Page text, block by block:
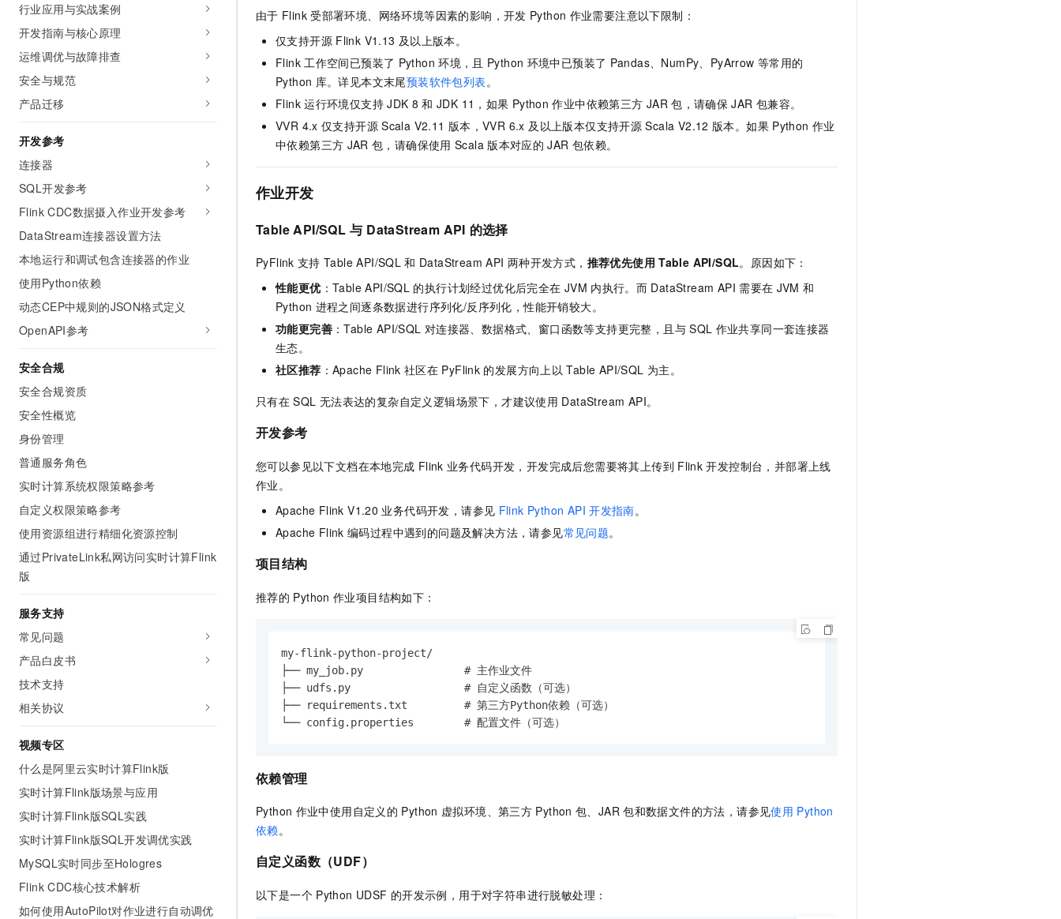
行业应用与实战案例
开发指南与核心原理
运维调优与故障排查
安全与规范
产品迁移
开发参考
连接器
SQL开发参考
Flink CDC数据摄入作业开发参考
DataStream连接器设置方法
本地运行和调试包含连接器的作业
使用Python依赖
动态CEP中规则的JSON格式定义
OpenAPI参考
安全合规
安全合规资质
安全性概览
身份管理
普通服务角色
实时计算系统权限策略参考
自定义权限策略参考
使用资源组进行精细化资源控制
通过PrivateLink私网访问实时计算Flink
版
服务支持
常见问题
产品白皮书
技术支持
相关协议
视频专区
什么是阿里云实时计算Flink版
实时计算Flink版场景与应用
实时计算Flink版SQL实践
实时计算Flink版SQL开发调优实践
MySQL实时同步至Hologres
Flink CDC核心技术解析
如何使用AutoPilot对作业进行自动调优
由于 Flink 受部署环境、网络环境等因素的影响，开发 Python 作业需要注意以下限制：
仅支持开源 Flink V1.13 及以上版本。
Flink 工作空间已预装了 Python 环境，且 Python 环境中已预装了 Pandas、NumPy、PyArrow 等常用的
Python 库。详见本文末尾预装软件包列表。
Flink 运行环境仅支持 JDK 8 和 JDK 11，如果 Python 作业中依赖第三方 JAR 包，请确保 JAR 包兼容。
VVR 4.x 仅支持开源 Scala V2.11 版本，VVR 6.x 及以上版本仅支持开源 Scala V2.12 版本。如果 Python 作业
中依赖第三方 JAR 包，请确保使用 Scala 版本对应的 JAR 包依赖。
作业开发
Table API/SQL 与 DataStream API 的选择
PyFlink 支持 Table API/SQL 和 DataStream API 两种开发方式， 推荐优先使用 Table API/SQL。原因如下：
性能更优 ：Table API/SQL 的执行计划经过优化后完全在 JVM 内执行。而 DataStream API 需要在 JVM 和
Python 进程之间逐条数据进行序列化/反序列化，性能开销较大。
功能更完善 ：Table API/SQL 对连接器、数据格式、窗口函数等支持更完整，且与 SQL 作业共享同一套连接器
生态。
社区推荐 ：Apache Flink 社区在 PyFlink 的发展方向上以 Table API/SQL 为主。
只有在 SQL 无法表达的复杂自定义逻辑场景下，才建议使用 DataStream API。
开发参考
您可以参见以下文档在本地完成 Flink 业务代码开发，开发完成后您需要将其上传到 Flink 开发控制台，并部署上线
作业。
Apache Flink V1.20 业务代码开发，请参见 Flink Python API 开发指南。
Apache Flink 编码过程中遇到的问题及解决方法，请参见常见问题。
项目结构
推荐的 Python 作业项目结构如下：
my-flink-python-project/
├── my_job.py                # 主作业文件
├── udfs.py                  # 自定义函数（可选）
├── requirements.txt         # 第三方Python依赖（可选）
└── config.properties        # 配置文件（可选）
依赖管理
Python 作业中使用自定义的 Python 虚拟环境、第三方 Python 包、JAR 包和数据文件的方法，请参见使用 Python
依赖。
自定义函数（UDF）
以下是一个 Python UDSF 的开发示例，用于对字符串进行脱敏处理：